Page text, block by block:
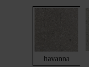
havanna